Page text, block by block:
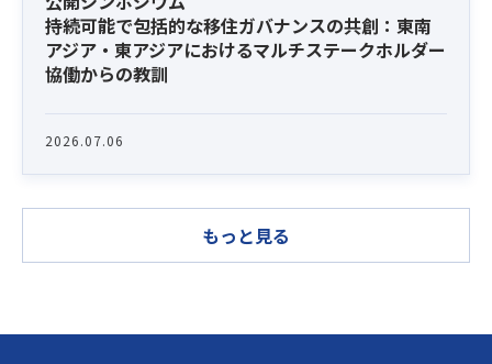
持続可能で包括的な移住ガバナンスの共創：東南
アジア・東アジアにおけるマルチステークホルダー
協働からの教訓
2026.07.06
もっと見る